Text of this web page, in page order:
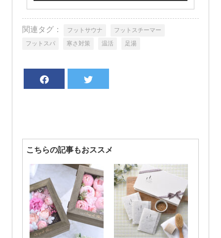
関連タグ： フットサウナ
フットスチーマー
フットスパ
寒さ対策 温活 足湯
こちらの記事もおススメ